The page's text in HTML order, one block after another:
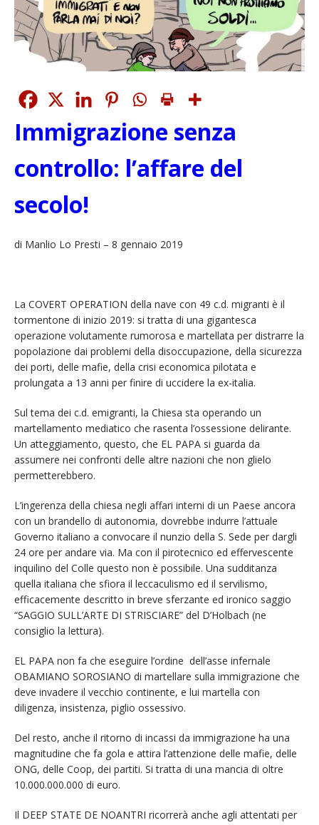
Immigrazione senza
controllo: l’affare del
secolo!
di Manlio Lo Presti – 8 gennaio 2019
La COVERT OPERATION della nave con 49 c.d. migranti è il
tormentone di inizio 2019: si tratta di una gigantesca
operazione volutamente rumorosa e martellata per distrarre la
popolazione dai problemi della disoccupazione, della sicurezza
dei porti, delle mafie, della crisi economica pilotata e
prolungata a 13 anni per finire di uccidere la ex-italia.
Sul tema dei c.d. emigranti, la Chiesa sta operando un
martellamento mediatico che rasenta l’ossessione delirante.
Un atteggiamento, questo, che EL PAPA si guarda da
assumere nei confronti delle altre nazioni che non glielo
permetterebbero.
L’ingerenza della chiesa negli affari interni di un Paese ancora
con un brandello di autonomia, dovrebbe indurre l’attuale
Governo italiano a convocare il nunzio della S. Sede per dargli
24 ore per andare via. Ma con il pirotecnico ed effervescente
inquilino del Colle questo non è possibile. Una sudditanza
quella italiana che sfiora il leccaculismo ed il servilismo,
efficacemente descritto in breve sferzante ed ironico saggio
“SAGGIO SULL’ARTE DI STRISCIARE” del D’Holbach (ne
consiglio la lettura).
EL PAPA non fa che eseguire l’ordine dell’asse infernale
OBAMIANO SOROSIANO di martellare sulla immigrazione che
deve invadere il vecchio continente, e lui martella con
diligenza, insistenza, piglio ossessivo.
Del resto, anche il ritorno di incassi da immigrazione ha una
magnitudine che fa gola e attira l’attenzione delle mafie, delle
ONG, delle Coop, dei partiti. Si tratta di una mancia di oltre
10.000.000.000 di euro.
Il DEEP STATE DE NOANTRI ricorrerà anche agli attentati per